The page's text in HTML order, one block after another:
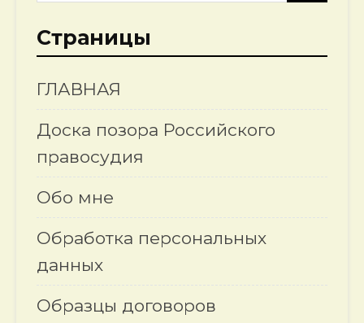
Страницы
ГЛАВНАЯ
Доска позора Российского
правосудия
Обо мне
Обработка персональных
данных
Образцы договоров